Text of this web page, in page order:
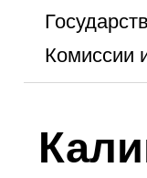
Комиссии